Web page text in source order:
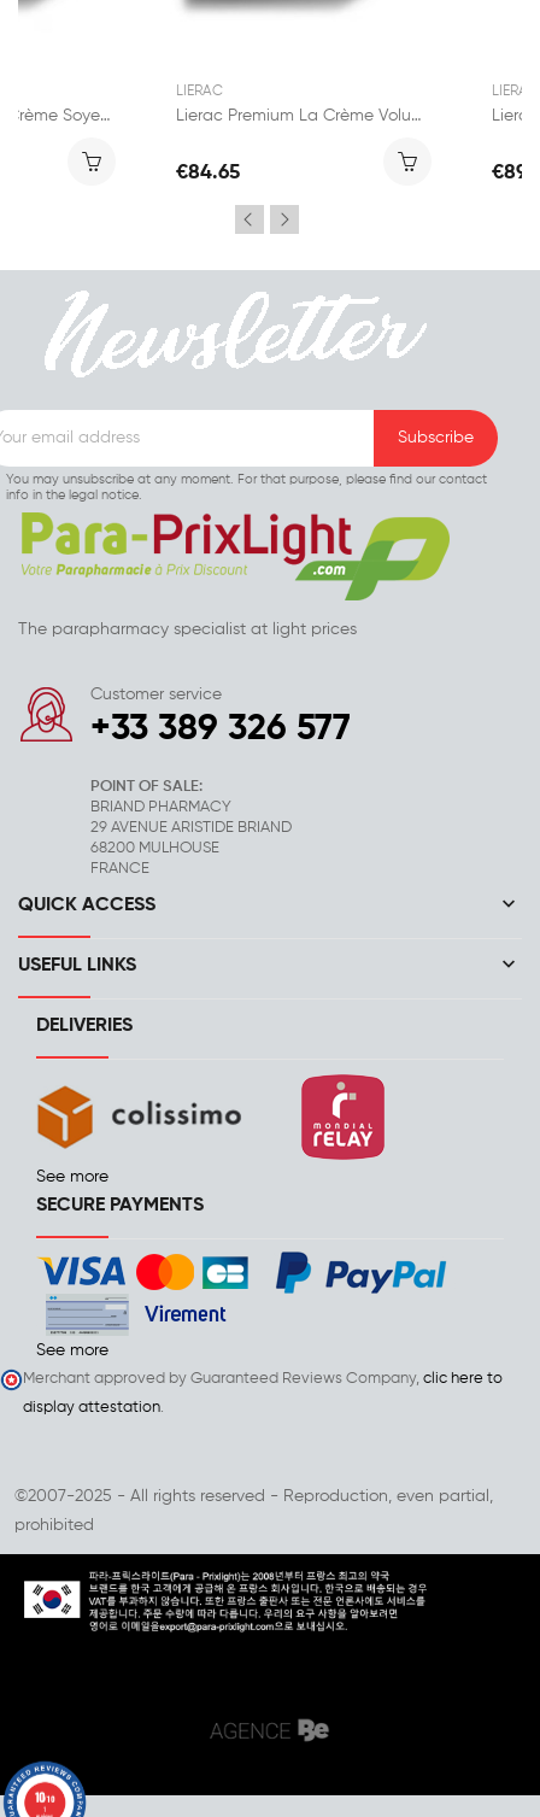
Lierac Premium La Crème Soyeuse 50ml
LIERAC
Lierac Premium La Crème Voluptueuse 50ml
€84.65
LIERAC
You may unsubscribe at any moment. For that purpose, please find our contact
info in the legal notice.
The parapharmacy specialist at light prices
Customer service
+33 389 326 577
POINT OF SALE:
BRIAND PHARMACY
29 AVENUE ARISTIDE BRIAND
68200 MULHOUSE
FRANCE
QUICK ACCESS keyboard_arrow_down
USEFUL LINKS keyboard_arrow_down
DELIVERIES
See more
SECURE PAYMENTS
See more
Merchant approved by Guaranteed Reviews Company, clic here to
display attestation
©2007-2025 - All rights reserved - Reproduction, even partial,
prohibited
10/10
1